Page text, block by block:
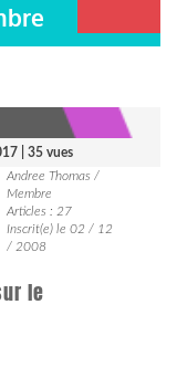
| 35 vues
Andree Thomas /
Membre
Articles : 27
Inscrit(e) le 02 / 12
/ 2008
le